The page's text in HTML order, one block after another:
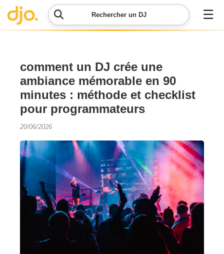
Rechercher un DJ ☰
Menu
Contacter
DJO
ma
demande
Simulateur
de prix
comment un DJ crée une
ambiance mémorable en 90
minutes : méthode et checklist
pour programmateurs
20/06/2026